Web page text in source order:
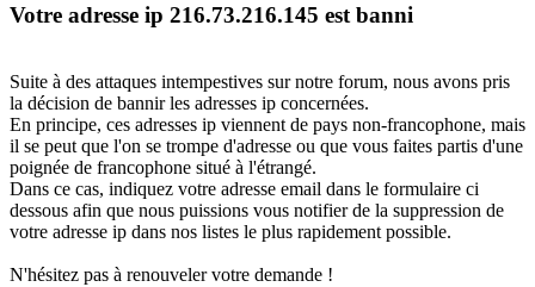
Votre adresse ip 216.73.216.145 est banni
Suite à des attaques intempestives sur notre forum, nous avons pris
la décision de bannir les adresses ip concernées.
En principe, ces adresses ip viennent de pays non-francophone, mais
il se peut que l'on se trompe d'adresse ou que vous faites partis d'une
poignée de francophone situé à l'étrangé.
Dans ce cas, indiquez votre adresse email dans le formulaire ci
dessous afin que nous puissions vous notifier de la suppression de
votre adresse ip dans nos listes le plus rapidement possible.
N'hésitez pas à renouveler votre demande !